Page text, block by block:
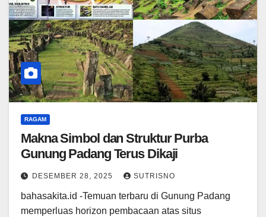
RAGAM
Makna Simbol dan Struktur Purba
Gunung Padang Terus Dikaji
DESEMBER 28, 2025 SUTRISNO
bahasakita.id -Temuan terbaru di Gunung Padang
memperluas horizon pembacaan atas situs